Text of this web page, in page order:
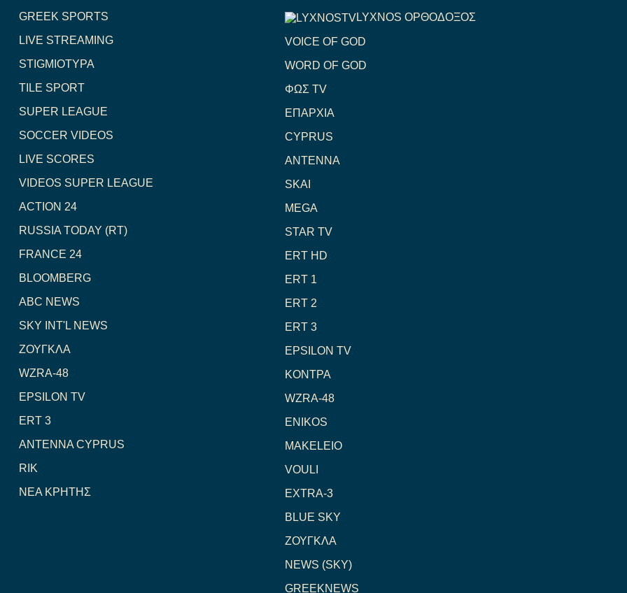
GREEK SPORTS
LIVE STREAMING
STIGMIOTYPA
TILE SPORT
SUPER LEAGUE
SOCCER VIDEOS
LIVE SCORES
VIDEOS SUPER LEAGUE
ACTION 24
RUSSIA TODAY (RT)
FRANCE 24
BLOOMBERG
ABC NEWS
SKY INT'L NEWS
ΖΟΥΓΚΛΑ
WZRA-48
EPSILON TV
ERT 3
ANTENNA CYPRUS
RIK
NEA ΚΡΗΤΗΣ
LYXNOS ΟΡΘΟΔΟΞΟΣ
VOICE OF GOD
WORD OF GOD
ΦΩΣ TV
ΕΠΑΡΧΙΑ
CYPRUS
ANTENNA
SKAI
MEGA
STAR TV
ERT HD
ERT 1
ERT 2
ERT 3
EPSILON TV
ΚΟΝΤΡΑ
WZRA-48
ENIKOS
MAKELEIO
VOULI
EXTRA-3
BLUE SKY
ΖΟΥΓΚΛΑ
NEWS (SKY)
GREEKNEWS